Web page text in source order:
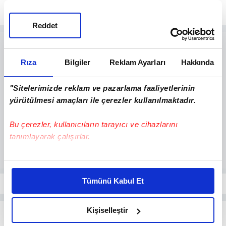
Rıza Bilgiler Reklam Ayarları Hakkında
"Sitelerimizde reklam ve pazarlama faaliyetlerinin
yürütülmesi amaçları ile çerezler kullanılmaktadır.
Bu çerezler, kullanıcıların tarayıcı ve cihazlarını
tanımlayarak çalışırlar.
Bu çerezlere izin vermeniz halinde sizlere özel
daha iyi reklam deneyimi yaşatabiliriz. Bunu yaparken
amacımızın size daha iyi bir reklam deneyimi sunmak
olduğunu ve sizlere en iyi içerikleri sunabilmek adına
elimizden gelen çabayı gösterdiğimizi ve bu noktada,
Tümünü Kabul Et
Kişiselleştir
Reddet